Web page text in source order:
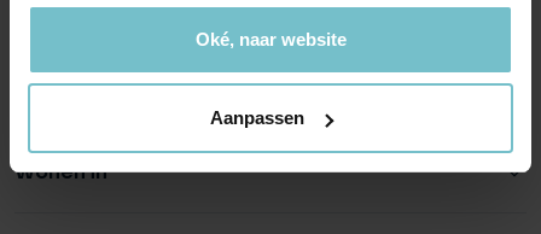
Oké, naar website
Aanpassen
Wonen in